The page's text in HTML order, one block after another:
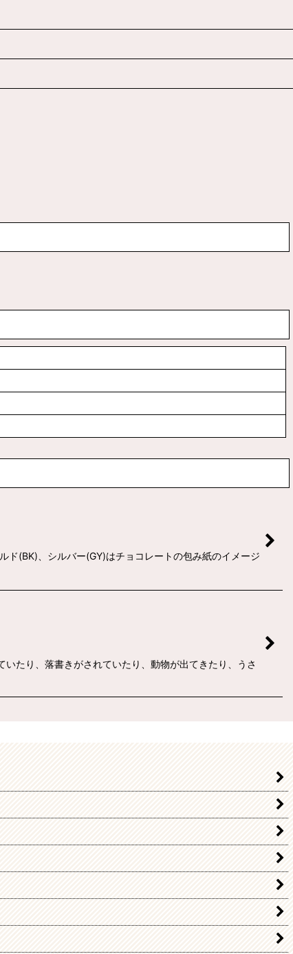
ド(BK)、シルバー(GY)はチョコレートの包み紙のイメージ
たり、落書きがされていたり、動物が出てきたり、うさ